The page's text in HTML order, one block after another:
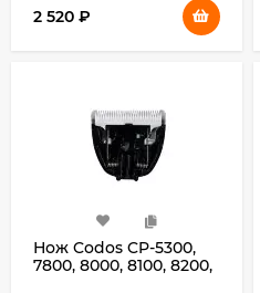
2 520 ₽
Нож Codos CP-5300,
7800, 8000, 8100, 8200,